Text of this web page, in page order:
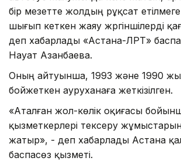
бір мезетте жолдың рұқсат
шығып кеткен жаяу жүргіншілерді
деп хабарлады «Астана-ЛРТ»
Науат Азанбаева.
Оның айтуынша, 1993 және 1990
бойжеткен ауруханаға жеткізілген.
«Аталған жол-көлік оқиғасы
қызметкерлері тексеру жұмыстарын
жатыр», - деп хабарлады Астана
баспасөз қызметі.